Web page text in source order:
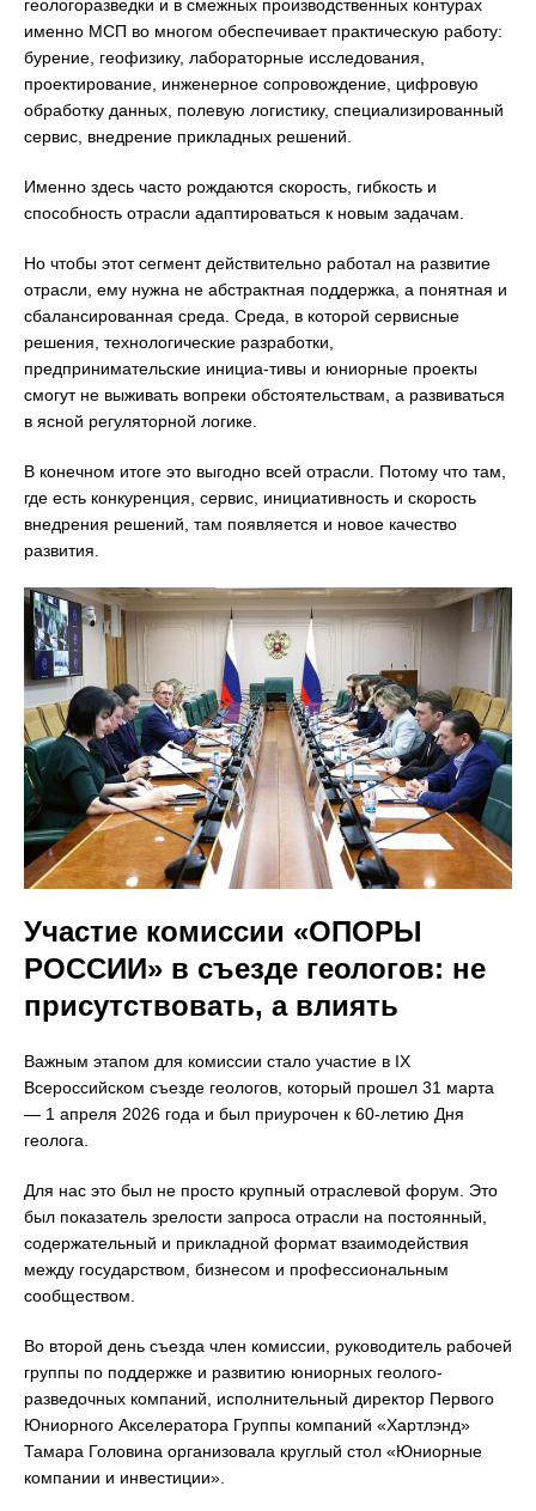
геологоразведки и в смежных производственных контурах
именно МСП во многом обеспечивает практическую работу:
бурение, геофизику, лабораторные исследования,
проектирование, инженерное сопровождение, цифровую
обработку данных, полевую логистику, специализированный
сервис, внедрение прикладных решений.
Именно здесь часто рождаются скорость, гибкость и
способность отрасли адаптироваться к новым задачам.
Но чтобы этот сегмент действительно работал на развитие
отрасли, ему нужна не абстрактная поддержка, а понятная и
сбалансированная среда. Среда, в которой сервисные
решения, технологические разработки,
предпринимательские инициа-тивы и юниорные проекты
смогут не выживать вопреки обстоятельствам, а развиваться
в ясной регуляторной логике.
В конечном итоге это выгодно всей отрасли. Потому что там,
где есть конкуренция, сервис, инициативность и скорость
внедрения решений, там появляется и новое качество
развития.
Участие комиссии «ОПОРЫ
РОССИИ» в съезде геологов: не
присутствовать, а влиять
Важным этапом для комиссии стало участие в IX
Всероссийском съезде геологов, который прошел 31 марта
— 1 апреля 2026 года и был приурочен к 60-летию Дня
геолога.
Для нас это был не просто крупный отраслевой форум. Это
был показатель зрелости запроса отрасли на постоянный,
содержательный и прикладной формат взаимодействия
между государством, бизнесом и профессиональным
сообществом.
Во второй день съезда член комиссии, руководитель рабочей
группы по поддержке и развитию юниорных геолого-
разведочных компаний, исполнительный директор Первого
Юниорного Акселератора Группы компаний «Хартлэнд»
Тамара Головина организовала круглый стол «Юниорные
компании и инвестиции».